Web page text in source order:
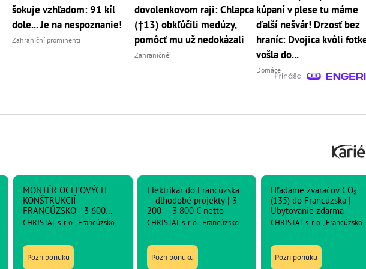
šokuje vzhľadom: 91 kíl
dole... Je na nespoznanie!
Zahraniční prominenti
dovolenkovom raji: Chlapca
(†13) obkľúčili medúzy,
pomôcť mu už nedokázali
Zahraničné
kúpaní v plese tu máme
ďalší nešvár! Drzosť bez
hraníc: Dvojica kvôli
vošla do...
Domáce
MONTÉR OCEĽOVÝCH
KONŠTRUKCIÍ -
FRANCÚZSKO - 3 600
netto
CHRISTAL s. r. o., Francúzsko
Pozri ponuku
Elektrikár do Francúzska
– dlhodobé projekty | 3
200 – 3 800 € netto
CHRISTAL s. r. o., Francúzsko
Pozri ponuku
Hľadáme zváračov CO₂
(135) do Francúzska |
Ubytovanie zdarma
CHRISTAL s. r. o., Francúzsko
Pozri ponuku